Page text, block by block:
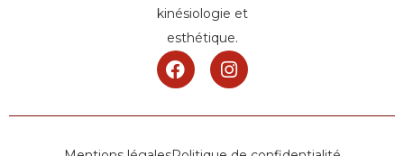
kinésiologie et
esthétique.